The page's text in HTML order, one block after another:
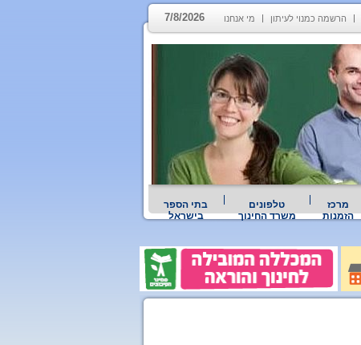
הרשמה כמנוי לעיתון מי אנחנו 7/8/2026
מרכז
הזמנות
טלפונים
משרד החינוך
בתי הספר
בישראל